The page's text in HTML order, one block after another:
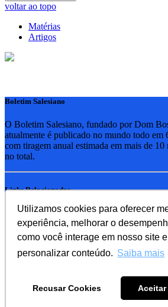
Utilizamos cookies para oferecer
experiência, melhorar o
como você interage em nosso site e
personalizar conteúdo. Saiba mais
Recusar Cookies
voltar ao topo
Matérias
Artigos
Boletim Salesiano
O Boletim Salesiano, fundado por Dom
atualmente é publicado no mundo todo em
com tiragem anual estimada em mais de
no total.
Links Relacionados
RSB - Rede Salesiana Brasil
EDEBE - Editora
UPV - União pela Vida
Familia Salesiana
SDB - Salesianos de Dom Bosco
FMA - Filhas de Maria Auxiliadora